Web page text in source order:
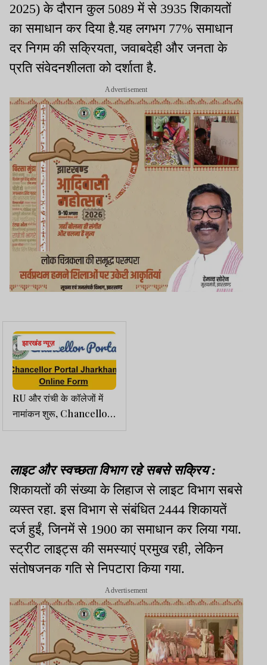
2025)के दौरान कुल 5089 में से 3935 शिकायतों
का समाधान कर दिया है.यह लगभग 77% समाधान
दर निगम की सक्रियता,जवाबदेही और जनता के
प्रति संवेदनशीलता को दर्शाता है.
Advertisement
झारखंड न्यूज़
RU और रांची के कॉलेजों में
नामांकन शुरू, Chancellor
Portal से भरें आवेदन फॉर्म
लाइट और स्वच्छता विभाग रहे सबसे सक्रिय:
शिकायतों की संख्या के लिहाज से लाइट विभाग सबसे
व्यस्त रहा. इस विभाग से संबंधित 2444 शिकायतें
दर्ज हुईं,जिनमें से 1900 का समाधान कर लिया गया.
स्ट्रीट लाइट्स की समस्याएं प्रमुख रही,लेकिन
संतोषजनक गति से निपटारा किया गया.
Advertisement